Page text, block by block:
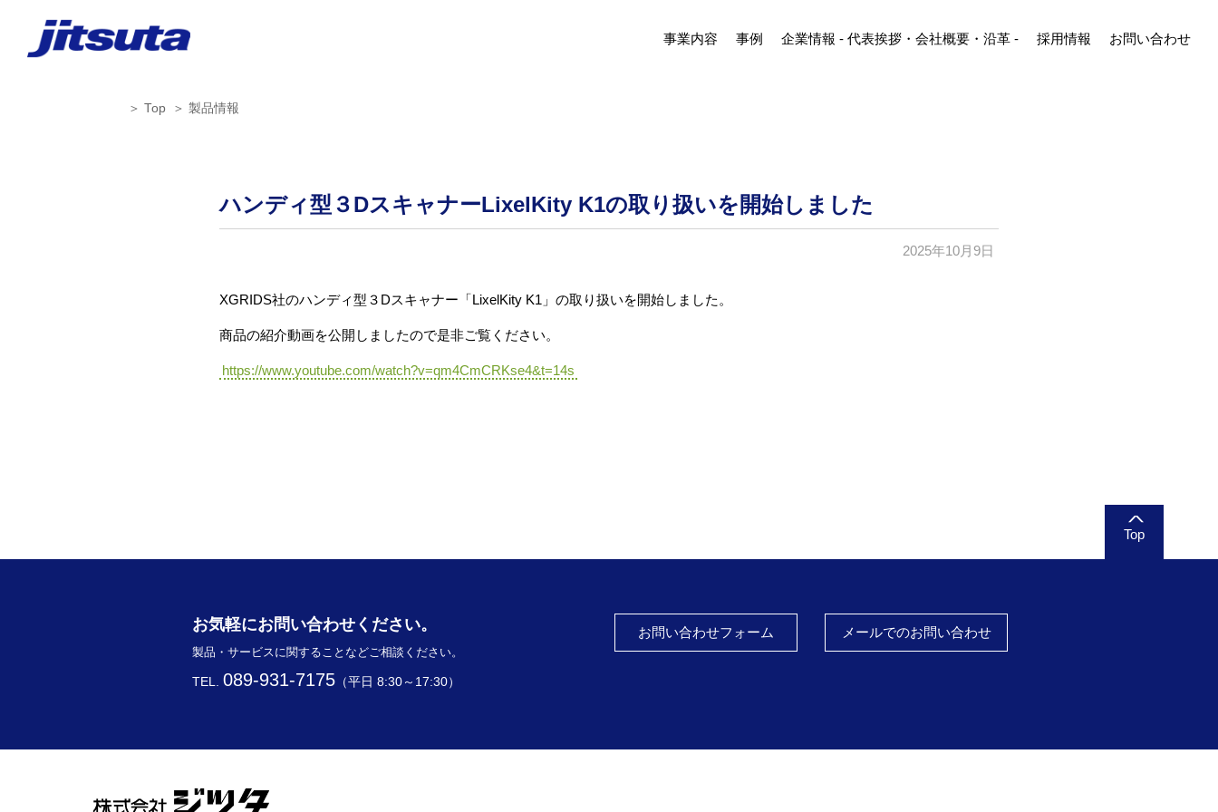
事業内容 事例 企業情報 - 代表挨拶 ・ 会社概要 ・ 沿革 - 採用情報 お問い合わせ
Top 製品情報
ハンディ型３DスキャナーLixelKity K1の取り扱いを開始しました
2025年10月9日
XGRIDS社のハンディ型３Dスキャナー「LixelKity K1」の取り扱いを開始しました。
商品の紹介動画を公開しましたので是非ご覧ください。
https://www.youtube.com/watch?v=qm4CmCRKse4&t=14s
Top
お気軽にお問い合わせください。
製品・サービスに関することなどご相談ください。
TEL. 089-931-7175 （平日 8:30～17:30）
お問い合わせフォーム メールでのお問い合わせ